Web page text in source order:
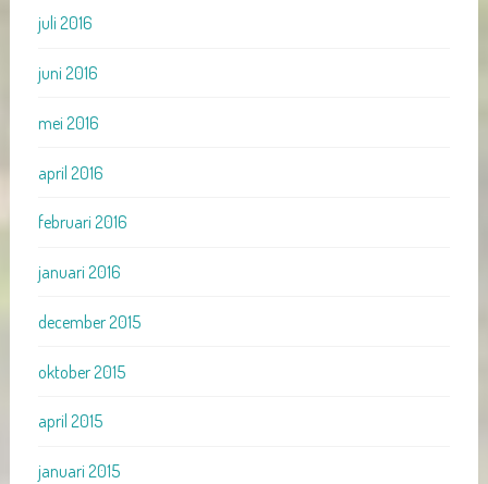
juli 2016
juni 2016
mei 2016
april 2016
februari 2016
januari 2016
december 2015
oktober 2015
april 2015
januari 2015